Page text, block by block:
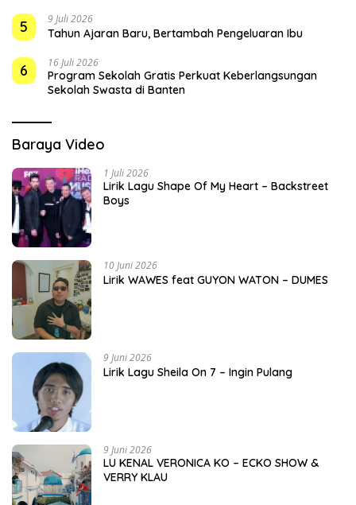
5 9 Juli 2026
Tahun Ajaran Baru, Bertambah Pengeluaran Ibu
6 16 Juli 2026
Program Sekolah Gratis Perkuat Keberlangsungan
Sekolah Swasta di Banten
Baraya Video
1 Juli 2026
Lirik Lagu Shape Of My Heart – Backstreet
Boys
10 Juni 2026
Lirik WAWES feat GUYON WATON – DUMES
9 Juni 2026
Lirik Lagu Sheila On 7 – Ingin Pulang
9 Juni 2026
LU KENAL VERONICA KO – ECKO SHOW &
VERRY KLAU